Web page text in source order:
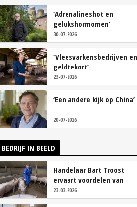
‘Adrenalineshot en
gelukshormomen’
30-07-2026
‘Vleesvarkensbedrijven en
geldtekort’
23-07-2026
‘Een andere kijk op China’
20-07-2026
BEDRIJF IN BEELD
Handelaar Bart Troost
ervaart voordelen van
coöperatieve voerfusie
23-03-2026